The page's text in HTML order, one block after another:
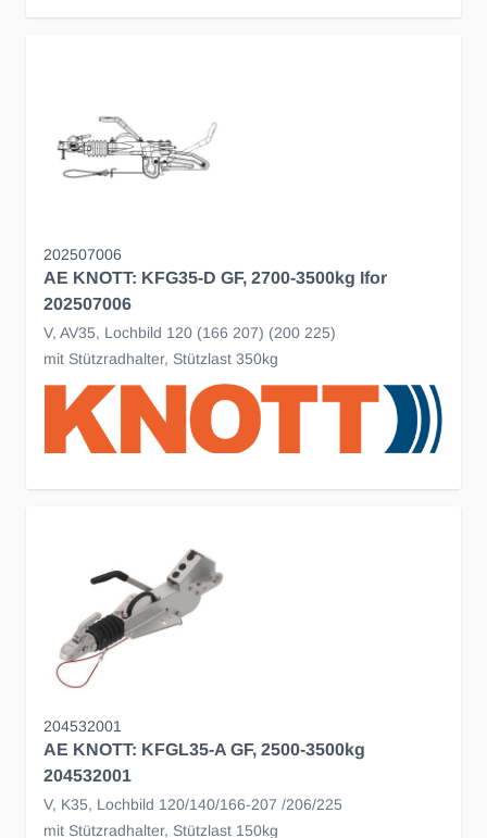
202507006
AE KNOTT: KFG35-D GF, 2700-3500kg Ifor
202507006
V, AV35, Lochbild 120 (166 207) (200 225)
mit Stützradhalter, Stützlast 350kg
204532001
AE KNOTT: KFGL35-A GF, 2500-3500kg
204532001
V, K35, Lochbild 120/140/166-207 /206/225
mit Stützradhalter, Stützlast 150kg